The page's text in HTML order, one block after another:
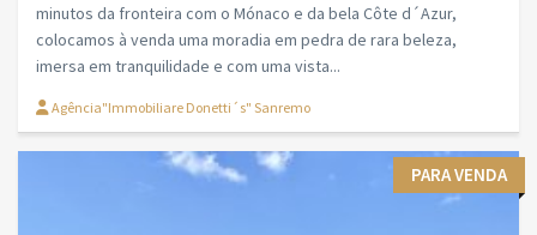
minutos da fronteira com o Mónaco e da bela Côte d´Azur,
colocamos à venda uma moradia em pedra de rara beleza,
imersa em tranquilidade e com uma vista...
Agência"Immobiliare Donetti´s" Sanremo
PARA VENDA